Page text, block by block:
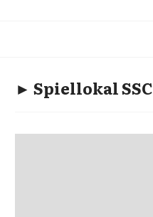
► Spiellokal SSC